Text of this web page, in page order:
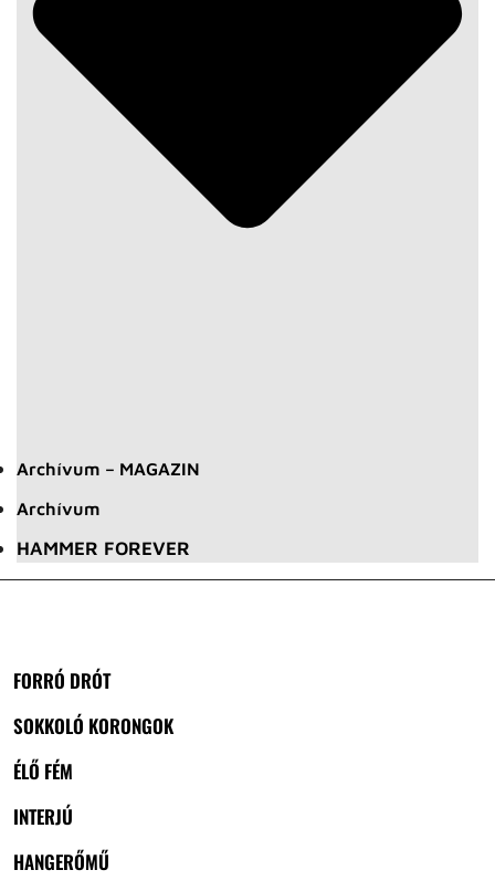
Archívum – MAGAZIN
Archívum
HAMMER FOREVER
FORRÓ DRÓT
SOKKOLÓ KORONGOK
ÉLŐ FÉM
INTERJÚ
HANGERŐMŰ